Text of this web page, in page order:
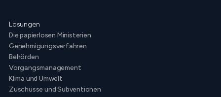
Lösungen
Die papierlosen Ministerien
Genehmigungsverfahren
Behörden
Vorgangsmanagement
Klima und Umwelt
Zuschüsse und Subventionen